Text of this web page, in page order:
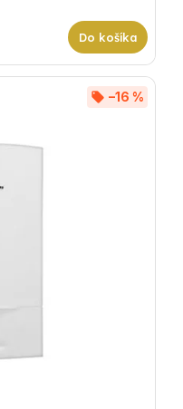
Do košíka
–16 %